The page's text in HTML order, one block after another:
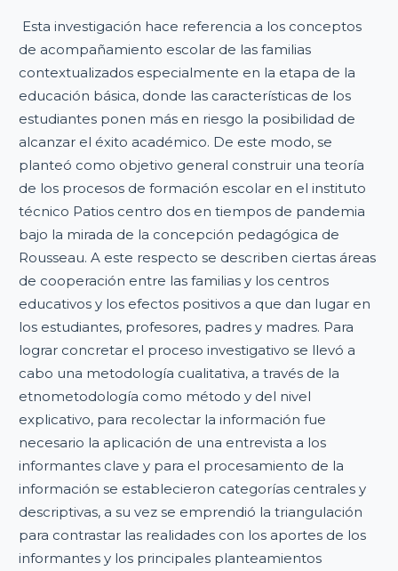
Esta investigación hace referencia a los conceptos
de acompañamiento escolar de las familias
contextualizados especialmente en la etapa de la
educación básica, donde las características de los
estudiantes ponen más en riesgo la posibilidad de
alcanzar el éxito académico. De este modo, se
planteó como objetivo general construir una teoría
de los procesos de formación escolar en el instituto
técnico Patios centro dos en tiempos de pandemia
bajo la mirada de la concepción pedagógica de
Rousseau. A este respecto se describen ciertas áreas
de cooperación entre las familias y los centros
educativos y los efectos positivos a que dan lugar en
los estudiantes, profesores, padres y madres. Para
lograr concretar el proceso investigativo se llevó a
cabo una metodología cualitativa, a través de la
etnometodología como método y del nivel
explicativo, para recolectar la información fue
necesario la aplicación de una entrevista a los
informantes clave y para el procesamiento de la
información se establecieron categorías centrales y
descriptivas, a su vez se emprendió la triangulación
para contrastar las realidades con los aportes de los
informantes y los principales planteamientos